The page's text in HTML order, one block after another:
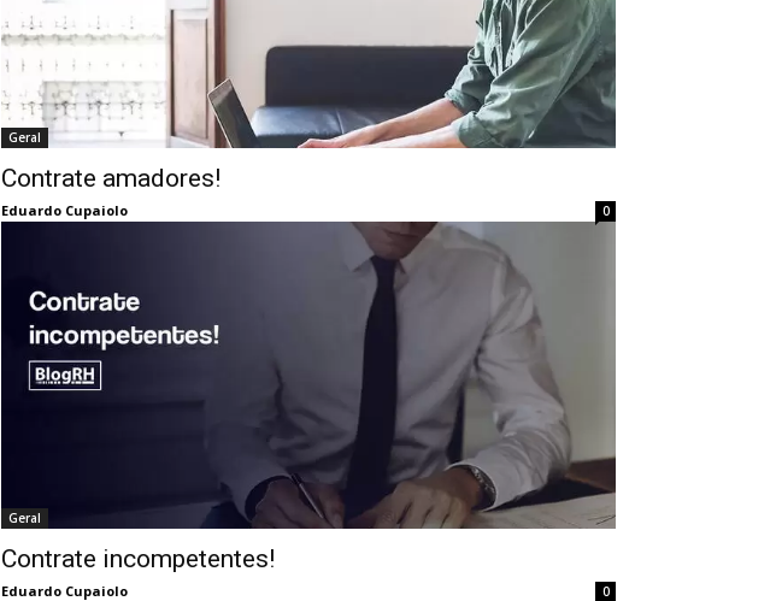
Geral
Contrate amadores!
Eduardo Cupaiolo 0
Geral
Contrate incompetentes!
Eduardo Cupaiolo 0